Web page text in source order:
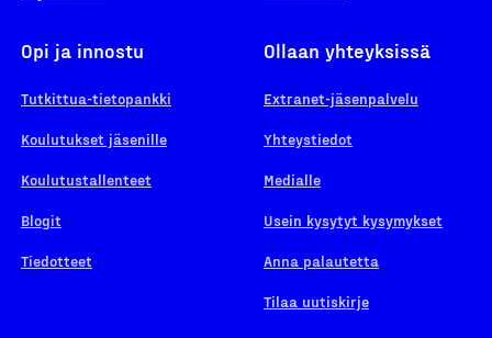
Opi ja innostu
Tutkittua-tietopankki
Koulutukset jäsenille
Koulutustallenteet
Blogit
Tiedotteet
Ollaan yhteyksissä
Extranet-jäsenpalvelu
Yhteystiedot
Medialle
Usein kysytyt kysymykset
Anna palautetta
Tilaa uutiskirje